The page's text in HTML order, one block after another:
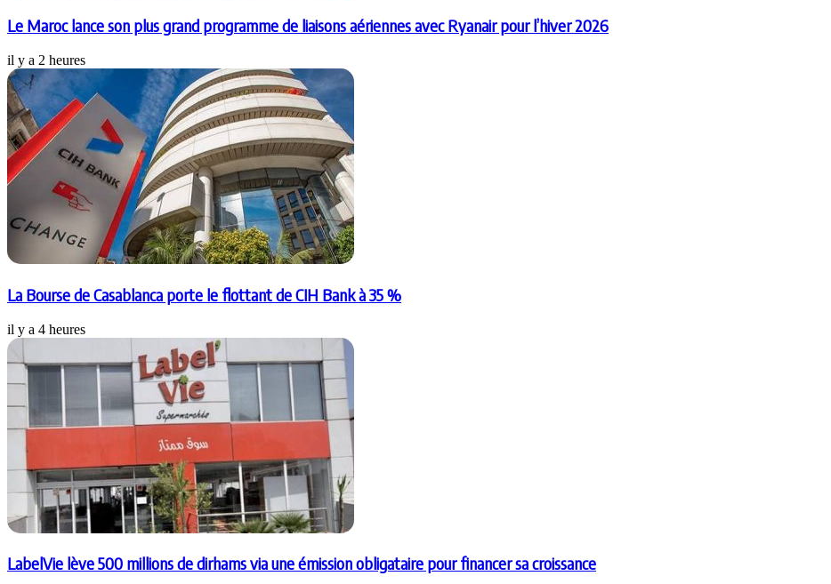
Le Maroc lance son plus grand programme de liaisons aériennes avec Ryanair pour l’hiver 2026
il y a 2 heures
La Bourse de Casablanca porte le flottant de CIH Bank à 35 %
il y a 4 heures
LabelVie lève 500 millions de dirhams via une émission obligataire pour financer sa croissance